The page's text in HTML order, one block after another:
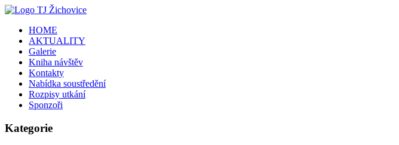
HOME
AKTUALITY
Galerie
Kniha návštěv
Kontakty
Nabídka soustředění
Rozpisy utkání
Sponzoři
Kategorie